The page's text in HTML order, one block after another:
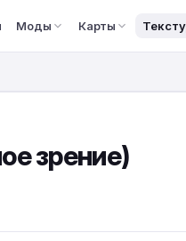
Моды Карты
зрение)